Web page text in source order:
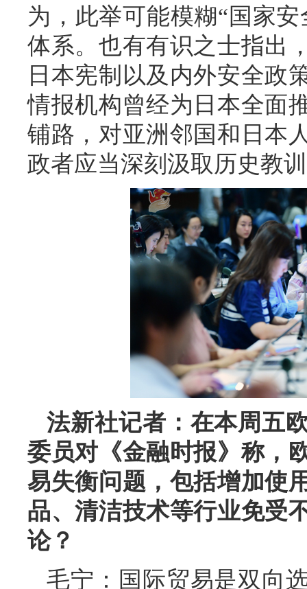
为，此举可能模糊“国家
体系。也有有识之士指出
日本宪制以及内外安全政
情报机构曾经为日本全面
铺路，对亚洲邻国和日本
政者应当深刻汲取历史教
法新社记者：在本周五
委员对《金融时报》称，
易失衡问题，包括增加使
品、清洁技术等行业免受
论？
毛宁：国际贸易是双向